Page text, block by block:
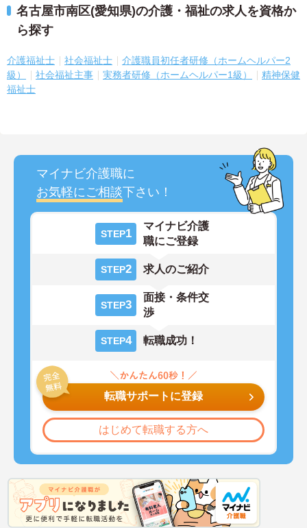
名古屋市南区(愛知県)の介護・福祉の求人を資格か
ら探す
介護福祉士 社会福祉士
介護職員初任者研修（ホームヘルパー2
級）
社会福祉主事 実務者研修（ホームヘルパー1級）
精神保健
福祉士
マイナビ介護職に
お気軽にご相談下さい！
STEP1
マイナビ介護
職にご登録
STEP2 求人のご紹介
STEP3
面接・条件交
渉
STEP4 転職成功！
転職サポートに登録
はじめて転職する方へ